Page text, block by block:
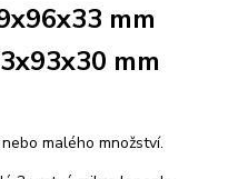
mm
mm
malého množství.